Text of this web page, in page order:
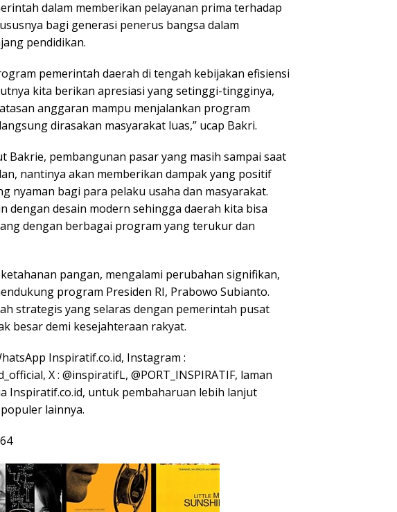
dalam memberikan pelayanan prima terhadap
bagi generasi penerus bangsa dalam
pendidikan.
pemerintah daerah di tengah kebijakan efisiensi
kita berikan apresiasi yang setinggi-tingginya,
anggaran mampu menjalankan program
dirasakan masyarakat luas,” ucap Bakri.
Bakrie, pembangunan pasar yang masih sampai saat
nantinya akan memberikan dampak yang positif
nyaman bagi para pelaku usaha dan masyarakat.
dengan desain modern sehingga daerah kita bisa
dengan berbagai program yang terukur dan
pangan, mengalami perubahan signifikan,
program Presiden RI, Prabowo Subianto.
strategis yang selaras dengan pemerintah pusat
besar demi kesejahteraan rakyat.
Inspiratif.co.id, Instagram :
X : @inspiratifL, @PORT_INSPIRATIF, laman
Inspiratif.co.id, untuk pembaharuan lebih lanjut
lainnya.
64